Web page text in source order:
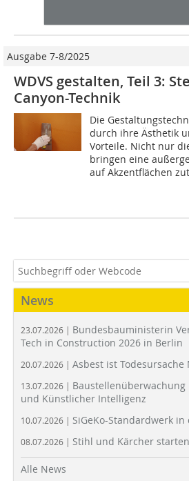
Ausgabe 7-8/2025
WDVS gestalten, Teil 3:
Canyon-Technik
Die
durch ihre Ästhetik
Vorteile. Nicht nur
bringen eine
auf Akzentflächen
News
23.07.2026 | Bundesbauministerin
Tech in Construction 2026 in Berlin
20.07.2026 | Asbest ist
13.07.2026 |
und Künstlicher Intelligenz
10.07.2026 | SiGeKo-Standardwerk
08.07.2026 | Stihl und Kärcher
Alle News